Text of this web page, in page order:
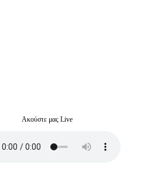
Ακούστε μας Live